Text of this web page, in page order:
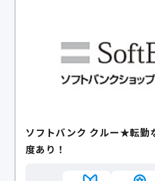
ソフトバンク クルー★転勤
度あり！